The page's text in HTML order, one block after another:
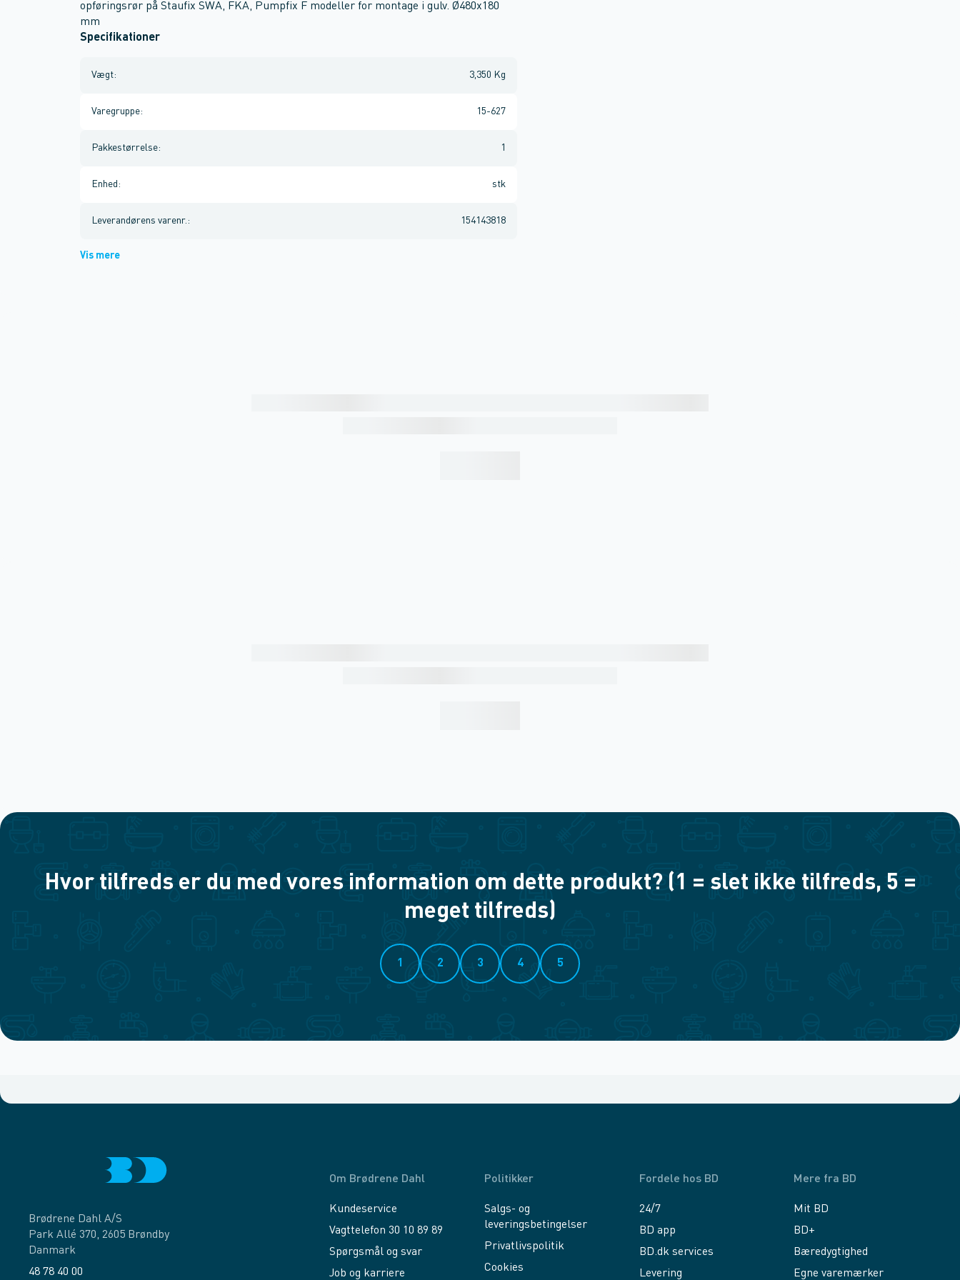
opføringsrør på Staufix SWA, FKA, Pumpfix F modeller for montage i gulv. Ø480x180
mm
Specifikationer
Vægt: 3,350 Kg
Varegruppe: 15-627
Pakkestørrelse: 1
Enhed : stk
Leverandørens varenr. : 154143818
Vis mere
Hvor tilfreds er du med vores information om dette produkt? (1 = slet ikke tilfreds, 5 =
meget tilfreds)
1 2 3 4 5
Brødrene Dahl A/S
Park Allé 370, 2605 Brøndby
Danmark
48 78 40 00
Om Brødrene Dahl
Kundeservice
Vagttelefon 30 10 89 89
Spørgsmål og svar
Job og karriere
Politikker
Salgs- og
leveringsbetingelser
Privatlivspolitik
Cookies
Fordele hos BD
24/7
BD app
BD.dk services
Levering
Mere fra BD
Mit BD
BD+
Bæredygtighed
Egne varemærker